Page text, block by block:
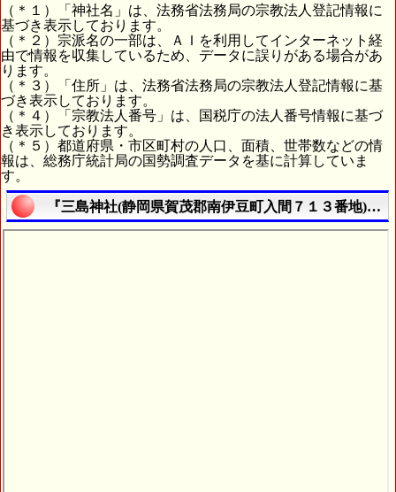
（＊１）「神社名」は、法務省法務局の宗教法人登記情報に
基づき表示しております。
（＊２）宗派名の一部は、ＡＩを利用してインターネット経
由で情報を収集しているため、データに誤りがある場合があ
ります。
（＊３）「住所」は、法務省法務局の宗教法人登記情報に基
づき表示しております。
（＊４）「宗教法人番号」は、国税庁の法人番号情報に基づ
き表示しております。
（＊５）都道府県・市区町村の人口、面積、世帯数などの情
報は、総務庁統計局の国勢調査データを基に計算していま
す。
『三島神社(静岡県賀茂郡南伊豆町入間７１３番地)』